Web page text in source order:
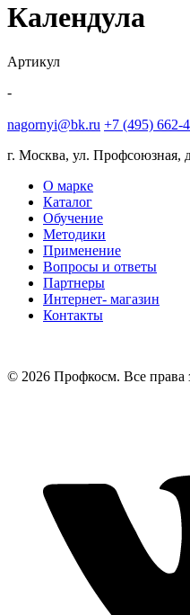
Календула
Артикул
-
nagornyi@bk.ru +7 (495) 662-
г. Москва, ул.
О марке
Каталог
Обучение
Методики
Применение
Вопросы и ответы
Партнеры
Интернет- магазин
Контакты
© 2026 Профкосм. Все